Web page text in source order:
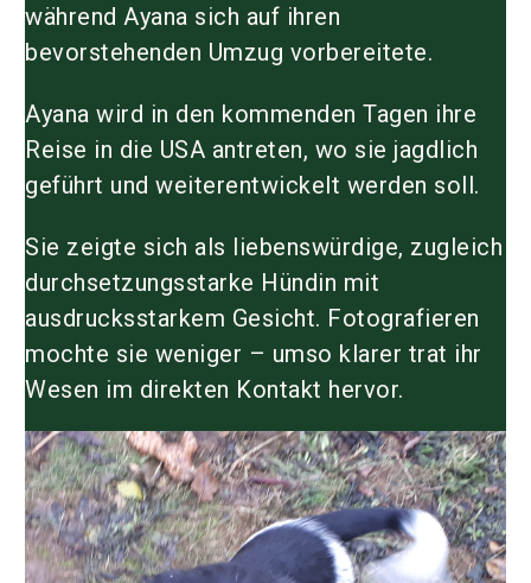
während Ayana sich auf ihren
bevorstehenden Umzug vorbereitete.
Ayana wird in den kommenden Tagen ihre
Reise in die USA antreten, wo sie jagdlich
geführt und weiterentwickelt werden soll.
Sie zeigte sich als liebenswürdige, zugleich
durchsetzungsstarke Hündin mit
ausdrucksstarkem Gesicht. Fotografieren
mochte sie weniger – umso klarer trat ihr
Wesen im direkten Kontakt hervor.